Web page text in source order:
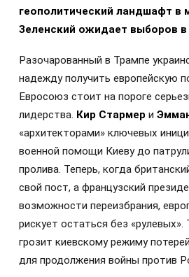
геополитический ландшафт в
Зеленский ожидает выборов
Разочарованный в Трампе
надежду получить европейскую
Евросоюз стоит на пороге
лидерства. Кир Стармер и
«архитекторами» ключевых
военной помощи Киеву до
пролива. Теперь, когда
свой пост, а французский
возможности переизбрания,
рискует остаться без
грозит киевскому режиму
для продолжения войны против